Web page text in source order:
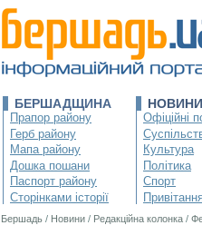
БЕРШАДЩИНА
Прапор району
Герб району
Мапа району
Дошка пошани
Паспорт району
Сторінками історії
НОВИНИ
Офіційні
Культура
Політика
Спорт
Бершадь / Новини / Редакційна колонка /